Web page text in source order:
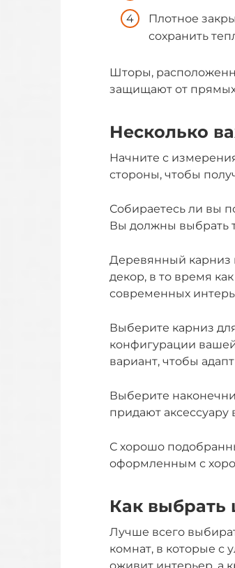
Плотное
сохранить
Шторы,
защищают от
Несколько
Начните с
стороны, чтобы
Собираетесь ли вы
Вы должны выбрать
Деревянный карниз
декор, в то время
современных
Выберите карниз
конфигурации
вариант, чтобы
Выберите
придают аксессуару
С хорошо
оформленным с
Как выбрать
Лучше всего
комнат, в которые с